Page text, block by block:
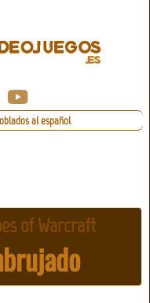
al español
of Warcraft